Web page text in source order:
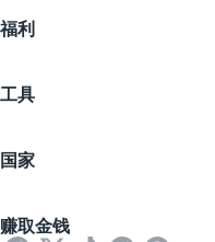
Firefox
免费VPN
定价
学生优惠
博客
联系我们
隐私政策
Cookie偏好设置
福利
网络隐私
匿名IP
流媒体用VPN
工具
隐藏您的IP
在线短信
国家
英国VPN
赚取金钱